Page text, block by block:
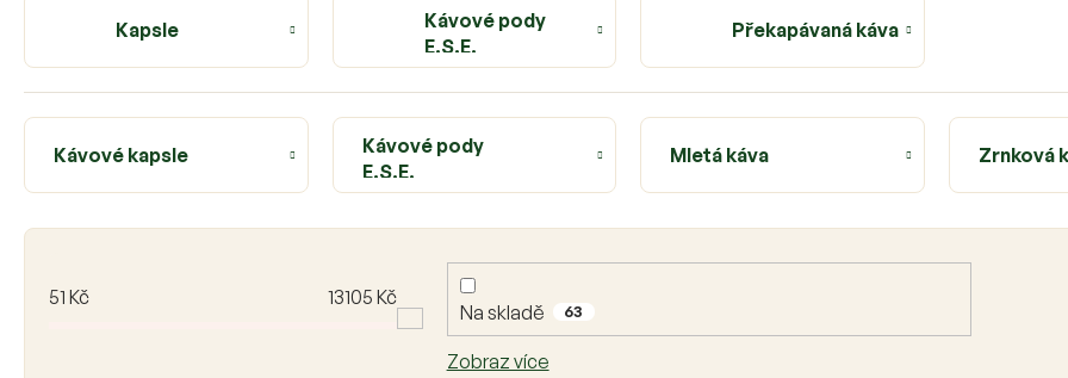
Kapsle
Kávové pody
E.S.E.
Překapávaná káva
Kávové kapsle
Kávové pody
E.S.E.
Mletá káva Zrnková
51 Kč 13105 Kč
Na skladě 63
Zobraz více
V